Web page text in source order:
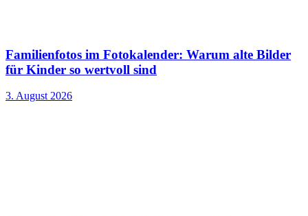
Familienfotos im Fotokalender: Warum alte Bilder
für Kinder so wertvoll sind
3. August 2026